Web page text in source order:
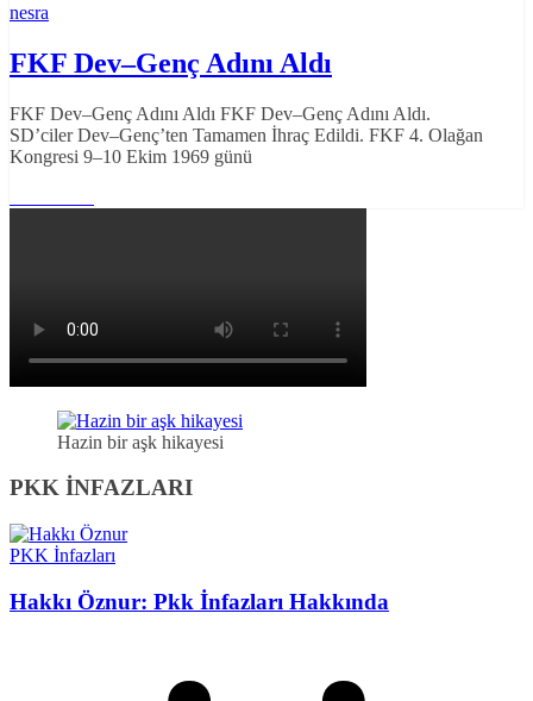
nesra
FKF Dev–Genç Adını Aldı
FKF Dev–Genç Adını Aldı FKF Dev–Genç Adını Aldı.
SD’ciler Dev–Genç’ten Tamamen İhraç Edildi. FKF 4. Olağan
Kongresi 9–10 Ekim 1969 günü
Hazin bir aşk hikayesi
PKK İNFAZLARI
PKK İnfazları
Hakkı Öznur: Pkk İnfazları Hakkında